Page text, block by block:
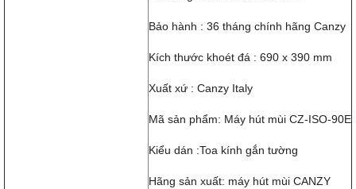
Bảo hành : 36 tháng chính hãng Canzy
Kích thước khoét đá : 690 x 390 mm
Xuất xứ : Canzy Italy
Mã sản phẩm: Máy hút mùi CZ-ISO-90E
Kiểu dán :Toa kính gắn tường
Hãng sản xuất: máy hút mùi CANZY